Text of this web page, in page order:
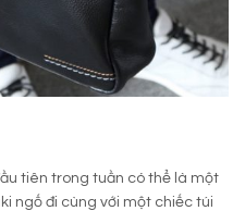
tiên trong tuần có thể là một
ngố đi cùng với một chiếc túi